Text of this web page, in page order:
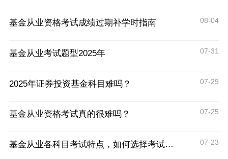
基金从业资格考试成绩过期补学时指南 08-04
基金从业考试题型2025年 07-31
2025年证券投资基金科目难吗？ 07-29
基金从业资格考试真的很难吗？ 07-25
基金从业各科目考试特点，如何选择考试科目？ 07-23